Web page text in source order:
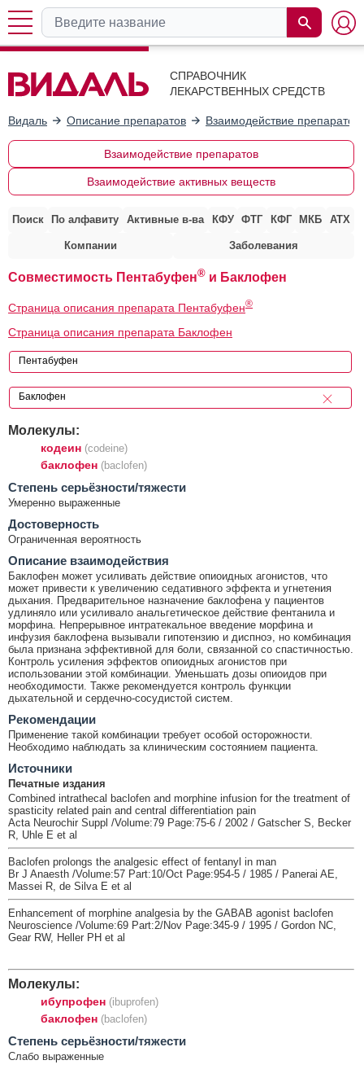
СПРАВОЧНИК
ЛЕКАРСТВЕННЫХ СРЕДСТВ
Видаль Описание препаратов Взаимодействие препаратов
Взаимодействие препаратов
Взаимодействие активных веществ
Поиск По алфавиту Активные в-ва КФУ ФТГ КФГ МКБ АТХ
Компании Заболевания
Совместимость Пентабуфен® и Баклофен
Страница описания препарата Пентабуфен®
Страница описания препарата Баклофен
Молекулы:
кодеин (codeine)
баклофен (baclofen)
Cтепень серьёзности/тяжести
Умеренно выраженные
Достоверность
Ограниченная вероятность
Описание взаимодействия
Баклофен может усиливать действие опиоидных агонистов, что
может привести к увеличению седативного эффекта и угнетения
дыхания. Предварительное назначение баклофена у пациентов
удлиняло или усиливало анальгетическое действие фентанила и
морфина. Непрерывное интратекальное введение морфина и
инфузия баклофена вызывали гипотензию и диспноэ, но комбинация
была признана эффективной для боли, связанной со спастичностью.
Контроль усиления эффектов опиоидных агонистов при
использовании этой комбинации. Уменьшать дозы опиоидов при
необходимости. Также рекомендуется контроль функции
дыхательной и сердечно-сосудистой систем.
Рекомендации
Применение такой комбинации требует особой осторожности.
Необходимо наблюдать за клиническим состоянием пациента.
Источники
Печатные издания
Combined intrathecal baclofen and morphine infusion for the treatment of
spasticity related pain and central differentiation pain
Acta Neurochir Suppl /Volume:79 Page:75-6 / 2002 / Gatscher S, Becker
R, Uhle E et al
Baclofen prolongs the analgesic effect of fentanyl in man
Br J Anaesth /Volume:57 Part:10/Oct Page:954-5 / 1985 / Panerai AE,
Massei R, de Silva E et al
Enhancement of morphine analgesia by the GABAB agonist baclofen
Neuroscience /Volume:69 Part:2/Nov Page:345-9 / 1995 / Gordon NC,
Gear RW, Heller PH et al
Молекулы:
ибупрофен (ibuprofen)
баклофен (baclofen)
Cтепень серьёзности/тяжести
Слабо выраженные